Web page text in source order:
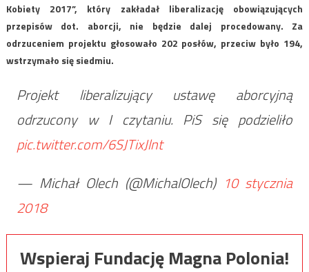
Kobiety 2017”, który zakładał liberalizację obowiązujących
przepisów dot. aborcji, nie będzie dalej procedowany. Za
odrzuceniem projektu głosowało 202 posłów, przeciw było 194,
wstrzymało się siedmiu.
Projekt liberalizujący ustawę aborcyjną
odrzucony w I czytaniu. PiS się podzieliło
pic.twitter.com/6SJTixJlnt
— Michał Olech (@MichalOlech) 10 stycznia
2018
Wspieraj Fundację Magna Polonia!